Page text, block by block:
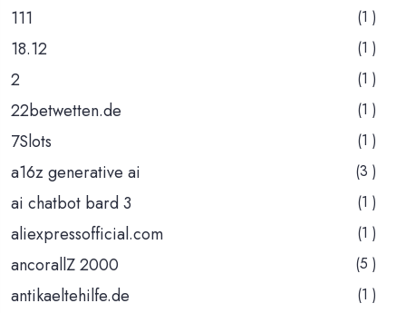
111 (1 )
18.12 (1 )
2 (1 )
22betwetten.de (1 )
7Slots (1 )
a16z generative ai (3 )
ai chatbot bard 3 (1 )
aliexpressofficial.com (1 )
ancorallZ 2000 (5 )
antikaeltehilfe.de (1 )